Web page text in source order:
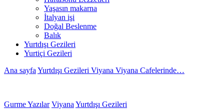
Yaşasın makarna
İtalyan işi
Doğal Beslenme
Balık
Yurtdışı Gezileri
Yurtiçi Gezileri
Ana sayfa Yurtdışı Gezileri Viyana Viyana Cafelerinde…
Gurme Yazılar Viyana Yurtdışı Gezileri